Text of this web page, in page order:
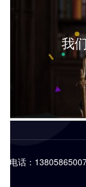
我
电话：